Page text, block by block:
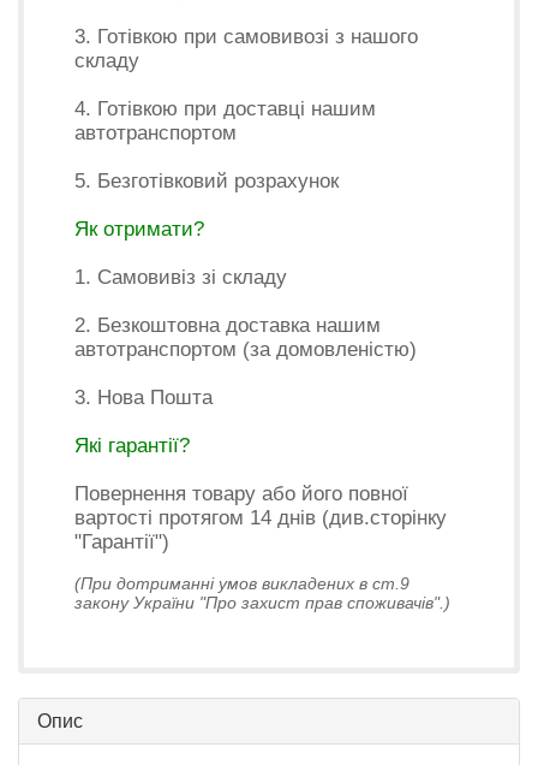
3. Готівкою при самовивозі з нашого
складу
4. Готівкою при доставці нашим
автотранспортом
5. Безготівковий розрахунок
Як отримати?
1. Самовивіз зі складу
2. Безкоштовна доставка нашим
автотранспортом (за домовленістю)
3. Нова Пошта
Які гарантії?
Повернення товару або його повної
вартості протягом 14 днів (див.сторінку
"Гарантії")
(При дотриманні умов викладених в ст.9
закону України "Про захист прав споживачів".)
Опис